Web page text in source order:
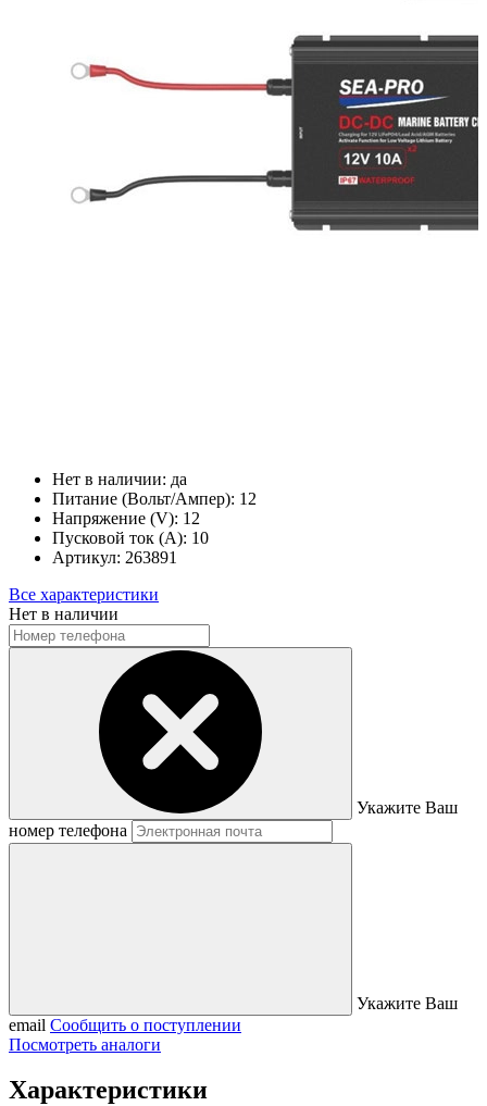
Нет в наличии: да
Питание (Вольт/Ампер): 12
Напряжение (V): 12
Пусковой ток (А): 10
Артикул: 263891
Все характеристики
Нет в наличии
Укажите Ваш
номер телефона
Укажите Ваш
email Сообщить о поступлении
Посмотреть аналоги
Характеристики